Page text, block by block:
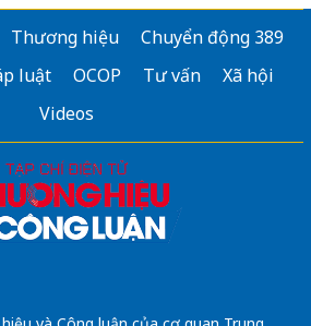
Thương hiệu
Chuyển động 389
luật
OCOP Tư vấn
Xã hội
Videos